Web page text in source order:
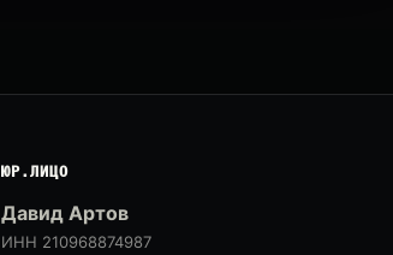
ЮР.ЛИЦО
Давид Артов
ИНН 210968874987